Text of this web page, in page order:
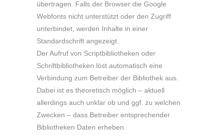
übertragen. Falls der Browser die Google
Webfonts nicht unterstützt oder den Zugriff
unterbindet, werden Inhalte in einer
Standardschrift angezeigt.
Der Aufruf von Scriptbibliotheken oder
Schriftbibliotheken löst automatisch eine
Verbindung zum Betreiber der Bibliothek aus.
Dabei ist es theoretisch möglich – aktuell
allerdings auch unklar ob und ggf. zu welchen
Zwecken – dass Betreiber entsprechender
Bibliotheken Daten erheben.